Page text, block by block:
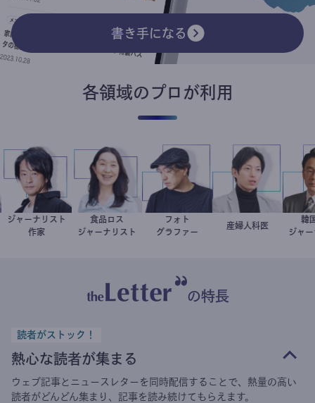
書き手になる
各領域のプロが利用
鈴木エイト
ジャーナリスト
作家
井出留美
食品ロス
ジャーナリスト
別所隆弘
フォト
グラファー
重見大介
産婦人科医
ジ
の特長
読者がストック！
熱心な読者が集まる
ウェブ記事とニュースレターを同時配信することで、熱量の高い
読者がどんどん集まり、記事を読み続けてもらえます。